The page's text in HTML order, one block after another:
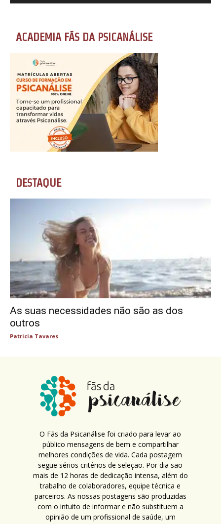
ACADEMIA FÃS DA PSICANÁLISE
DESTAQUE
As suas necessidades não são as dos
outros
Patricia Tavares
O Fãs da Psicanálise foi criado para levar ao
público mensagens de bem e compartilhar
melhores condições de vida. Cada postagem
segue sérios critérios de seleção. Por dia são
mais de 12 horas de dedicação intensa, além do
trabalho de colaboradores, equipe técnica e
parceiros. As nossas postagens são produzidas
com o intuito de informar e não substituem a
opinião de um profissional de saúde, um